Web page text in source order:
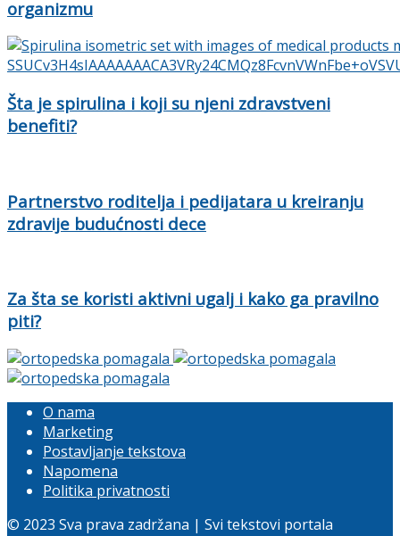
organizmu
Šta je spirulina i koji su njeni zdravstveni
benefiti?
Partnerstvo roditelja i pedijatara u kreiranju
zdravije budućnosti dece
Za šta se koristi aktivni ugalj i kako ga pravilno
piti?
O nama
Marketing
Postavljanje tekstova
Napomena
Politika privatnosti
© 2023 Sva prava zadržana | Svi tekstovi portala